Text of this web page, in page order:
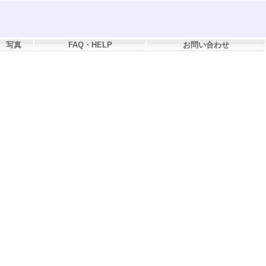
写真 FAQ・HELP お問い合わせ